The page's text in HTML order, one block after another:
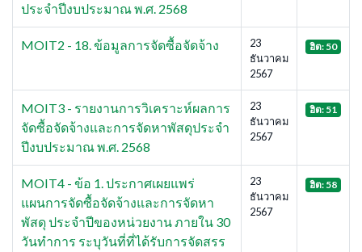
ประจำปีงบประมาณ พ.ศ. 2568
MOIT2 - 18. ข้อมูลการจัดซื้อจัดจ้าง
23
ธันวาคม
2567
ฮิต: 50
MOIT3 - รายงานการวิเคราะห์ผลการ
จัดซื้อจัดจ้างและการจัดหาพัสดุประจำ
ปีงบประมาณ พ.ศ. 2568
23
ธันวาคม
2567
ฮิต: 51
MOIT4 - ข้อ 1. ประกาศเผยแพร่
แผนการจัดซื้อจัดจ้างและการจัดหา
พัสดุ ประจำปีของหน่วยงาน ภายใน 30
วันทำการ ระบุวันที่ที่ได้รับการจัดสรร
23
ธันวาคม
2567
ฮิต: 58